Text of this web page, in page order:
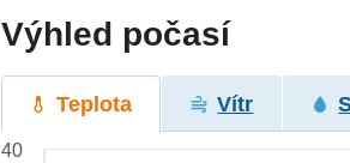
Výhled počasí
Teplota Vítr
40